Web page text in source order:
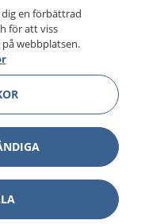
Visa
Visa
Visa
en förbättrad
för att viss
webbplatsen.